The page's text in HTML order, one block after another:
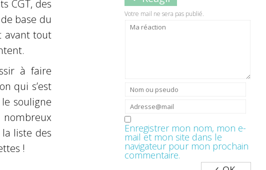
CGT, des
base du
avant tout
à faire
qui s’est
souligne
nombreux
liste des
!
Votre mail ne sera pas publié.
Enregistrer mon nom, mon e-
mail et mon site dans le
navigateur pour mon prochain
commentaire.